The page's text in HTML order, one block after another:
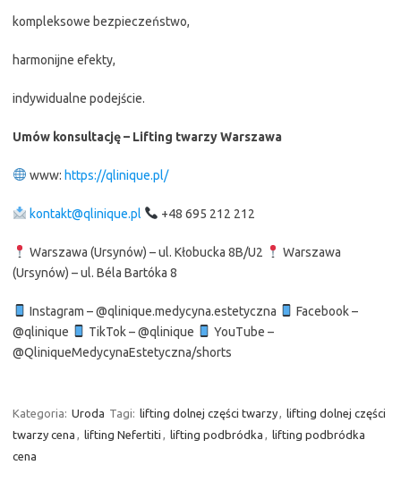
kompleksowe bezpieczeństwo,
harmonijne efekty,
indywidualne podejście.
Umów konsultację – Lifting twarzy Warszawa
www: https://qlinique.pl/
kontakt@qlinique.pl +48 695 212 212
Warszawa (Ursynów) – ul. Kłobucka 8B/U2
Warszawa
(Ursynów) – ul. Béla Bartóka 8
Instagram – @qlinique.medycyna.estetyczna
Facebook –
@qlinique
TikTok – @qlinique
YouTube –
@QliniqueMedycynaEstetyczna/shorts
Kategoria: Uroda Tagi: lifting dolnej części twarzy, lifting dolnej części
twarzy cena , lifting Nefertiti , lifting podbródka , lifting podbródka
cena